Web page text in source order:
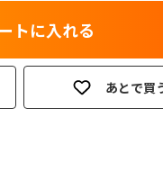
トに入れる
あとで買